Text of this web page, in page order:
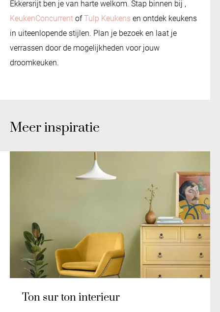
Ekkersrijt ben je van harte welkom. Stap binnen bij ,
KeukenConcurrent ofTulp Keukens en ontdek keukens
in uiteenlopende stijlen. Plan je bezoek en laat je
verrassen door de mogelijkheden voor jouw
droomkeuken.
Meer inspiratie
Ton sur ton interieur